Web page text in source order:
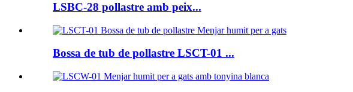
LSBC-28 pollastre amb peix...
Bossa de tub de pollastre LSCT-01 ...